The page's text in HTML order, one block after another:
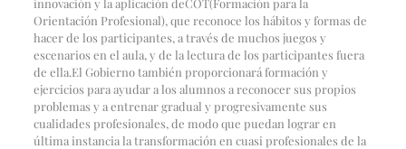
innovación y la aplicación deCOT(Formación para la
Orientación Profesional), que reconoce los hábitos y formas de
hacer de los participantes, a través de muchos juegos y
escenarios en el aula, y de la lectura de los participantes fuera
de ella.El Gobierno también proporcionará formación y
ejercicios para ayudar a los alumnos a reconocer sus propios
problemas y a entrenar gradual y progresivamente sus
cualidades profesionales, de modo que puedan lograr en
última instancia la transformación en cuasi profesionales de la